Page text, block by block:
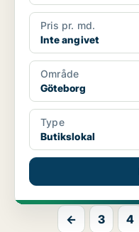
Pris pr. md.
Inte angivet
Område
Göteborg
Type
Butikslokal
← 3 4